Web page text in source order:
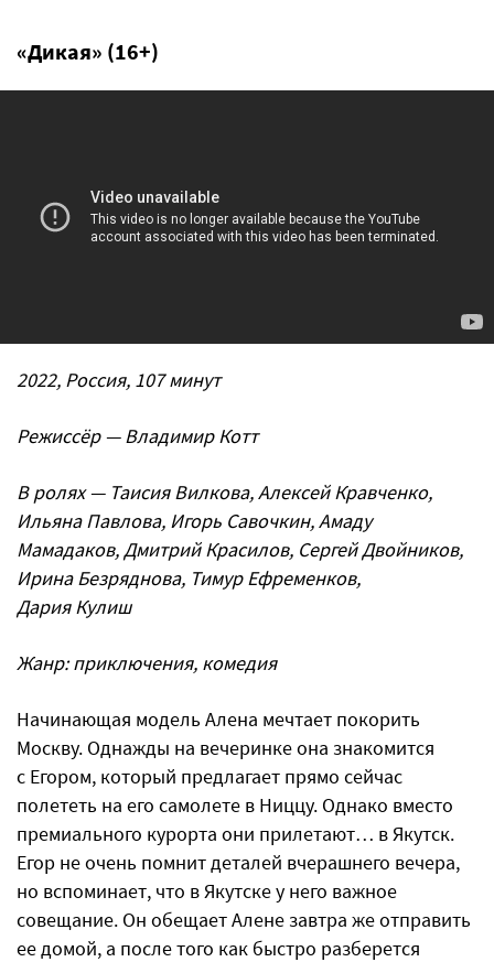
«Дикая» (16+)
2022, Россия, 107 минут
Режиссёр — Владимир Котт
В ролях — Таисия Вилкова, Алексей Кравченко,
Ильяна Павлова, Игорь Савочкин, Амаду
Мамадаков, Дмитрий Красилов, Сергей Двойников,
Ирина Безряднова, Тимур Ефременков,
Дария Кулиш
Жанр: приключения, комедия
Начинающая модель Алена мечтает покорить
Москву. Однажды на вечеринке она знакомится
с Егором, который предлагает прямо сейчас
полететь на его самолете в Ниццу. Однако вместо
премиального курорта они прилетают… в Якутск.
Егор не очень помнит деталей вчерашнего вечера,
но вспоминает, что в Якутске у него важное
совещание. Он обещает Алене завтра же отправить
ее домой, а после того как быстро разберется